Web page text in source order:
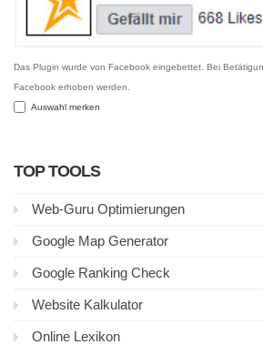
Das Plugin wurde von Facebook eingebettet. Bei
Facebook erhoben werden.
Auswahl merken
TOP TOOLS
Web-Guru Optimierungen
Google Map Generator
Google Ranking Check
Website Kalkulator
Online Lexikon